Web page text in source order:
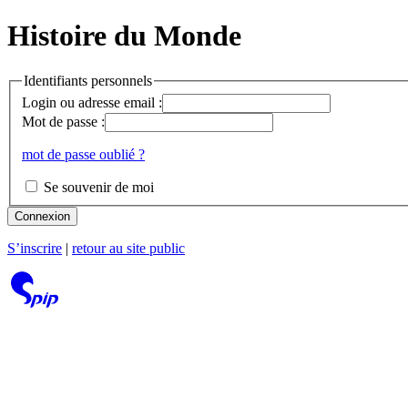
Histoire du Monde
Identifiants personnels
Login ou adresse email :
Mot de passe :
mot de passe oublié ?
Se souvenir de moi
Connexion
S’inscrire retour au site public